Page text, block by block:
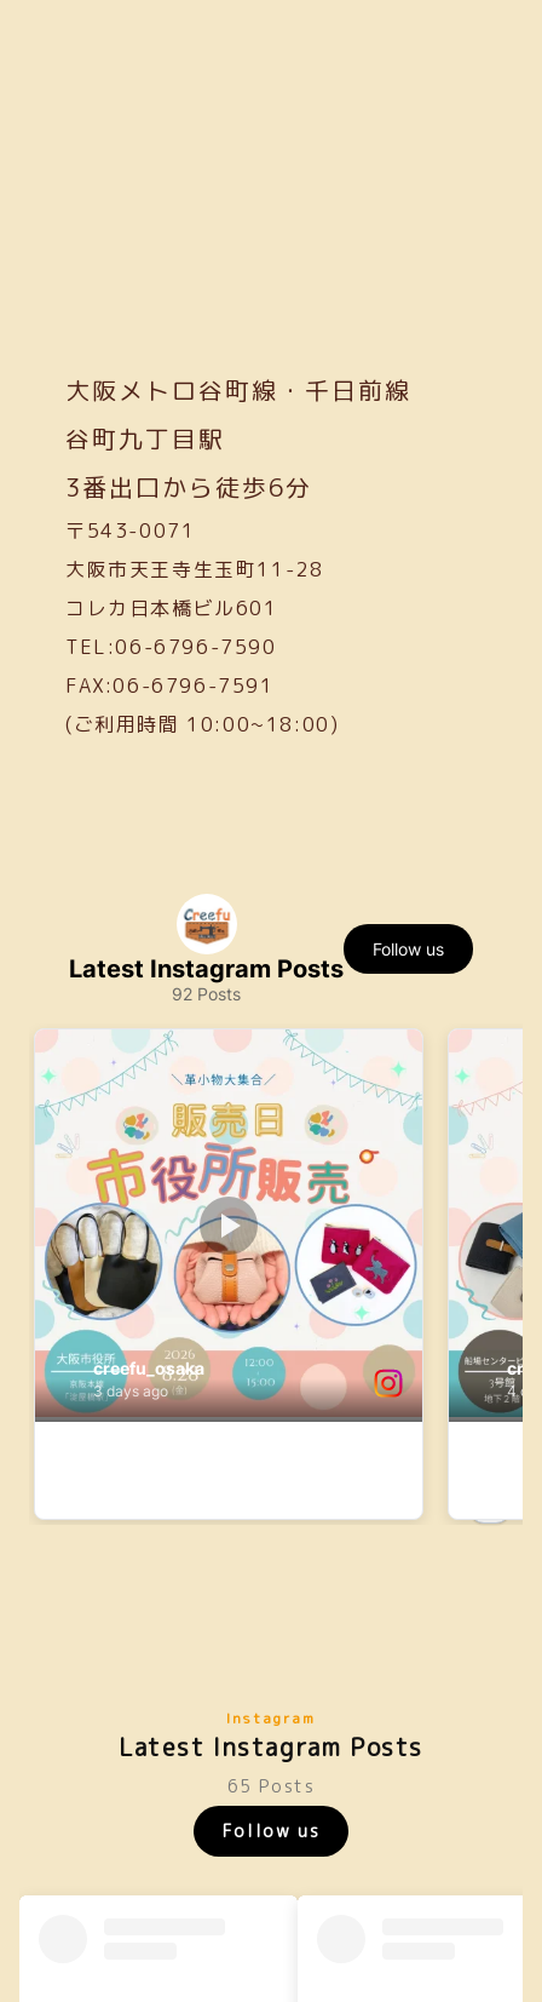
大阪メトロ谷町線・千日前線
谷町九丁目駅
3番出口から徒歩6分
〒543-0071
大阪市天王寺生玉町11-28
コレカ日本橋ビル601
TEL:06-6796-7590
FAX:06-6796-7591
(ご利用時間 10:00~18:00)
Instagram
Latest Instagram Posts
65 Posts
Follow us